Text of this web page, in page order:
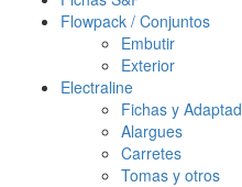
Flowpack / Conjuntos
Embutir
Exterior
Electraline
Fichas y
Alargues
Carretes
Tomas y otros